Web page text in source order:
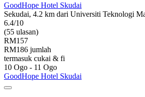
GoodHope Hotel Skudai
Sekudai, 4.2 km dari Universiti Teknologi
6.4/10
(55 ulasan)
RM157
RM186 jumlah
termasuk cukai & fi
10 Ogo - 11 Ogo
GoodHope Hotel Skudai